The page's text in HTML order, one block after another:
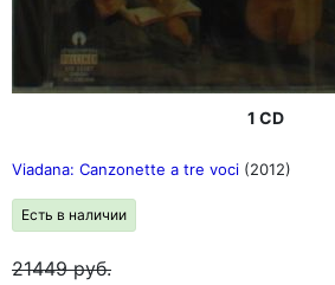
1 CD
Viadana: Canzonette a tre voci (2012)
Есть в наличии
21449руб.